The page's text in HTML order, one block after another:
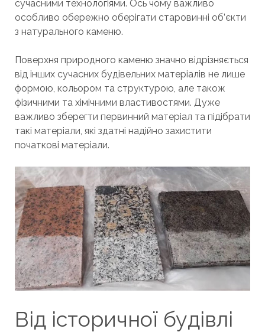
сучасними технологіями. Ось чому важливо
особливо обережно оберігати старовинні об’єкти
з натурального каменю.
Поверхня природного каменю значно відрізняється
від інших сучасних будівельних матеріалів не лише
формою, кольором та структурою, але також
фізичними та хімічними властивостями. Дуже
важливо зберегти первинний матеріал та підібрати
такі матеріали, які здатні надійно захистити
початкові матеріали.
Від історичної будівлі